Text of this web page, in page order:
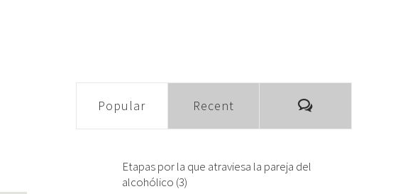
Popular Recent Comments
Etapas por la que atraviesa la pareja del
alcohólico (3)